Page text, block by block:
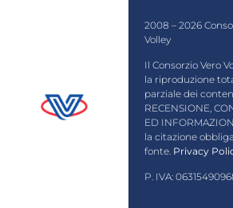
2008 – 2026
Volley
Il Consorzio Vero
la riproduzione
parziale dei
RECENSIONE,
ED
la citazione
fonte. Privacy
P. IVA: